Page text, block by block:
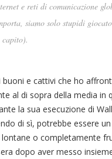
e reti di comunicazione
siamo solo stupidi
capito).
e cattivi che ho
al di sopra della media
la sua esecuzione di
di sì, potrebbe essere
o completamente
dopo aver messo